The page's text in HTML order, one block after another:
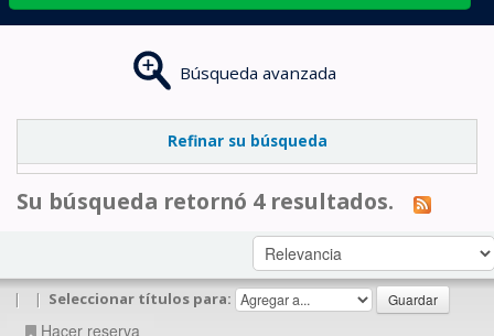
Búsqueda avanzada
Refinar su búsqueda
Su búsqueda retornó 4 resultados.
| | Seleccionar títulos para:
Hacer reserva